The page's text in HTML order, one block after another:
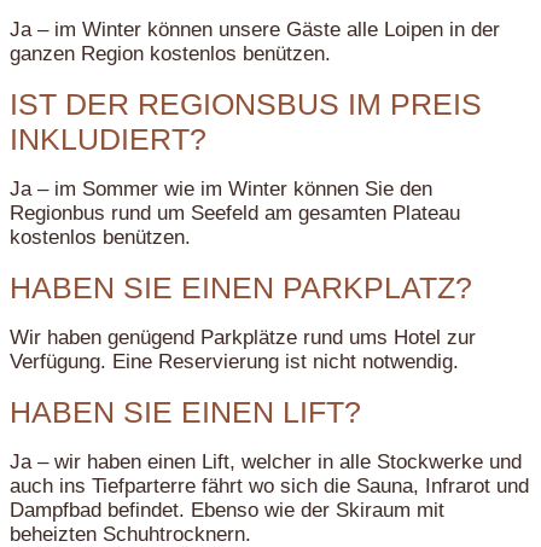
Ja – im Winter können unsere Gäste alle Loipen in der
ganzen Region kostenlos benützen.
IST DER REGIONSBUS IM PREIS
INKLUDIERT?
Ja – im Sommer wie im Winter können Sie den
Regionbus rund um Seefeld am gesamten Plateau
kostenlos benützen.
HABEN SIE EINEN PARKPLATZ?
Wir haben genügend Parkplätze rund ums Hotel zur
Verfügung. Eine Reservierung ist nicht notwendig.
HABEN SIE EINEN LIFT?
Ja – wir haben einen Lift, welcher in alle Stockwerke und
auch ins Tiefparterre fährt wo sich die Sauna, Infrarot und
Dampfbad befindet. Ebenso wie der Skiraum mit
beheizten Schuhtrocknern.